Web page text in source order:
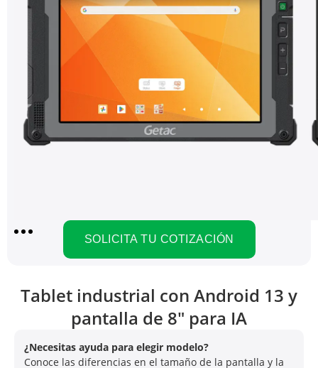
SOLICITA TU COTIZACIÓN
Tablet industrial con Android 13 y
pantalla de 8" para IA
¿Necesitas ayuda para elegir modelo?
Conoce las diferencias en el tamaño de la pantalla y la